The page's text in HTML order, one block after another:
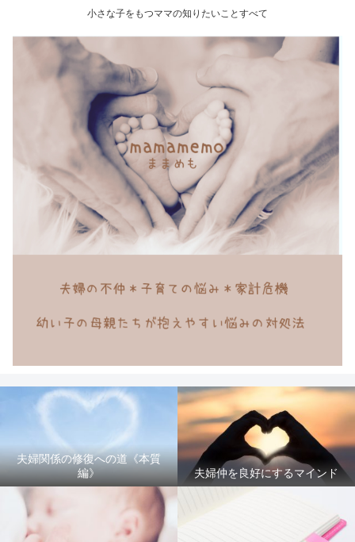
小さな子をもつママの知りたいことすべて
夫婦関係の修復への道《本質
編》
夫婦仲を良好にするマインド